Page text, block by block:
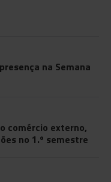
na Semana
comércio externo,
no 1.º semestre